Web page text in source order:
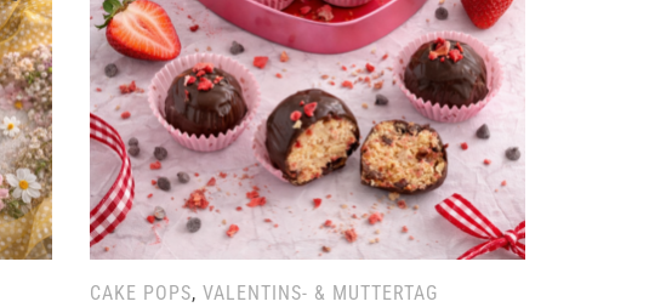
CAKE POPS, VALENTINS- & MUTTERTAG